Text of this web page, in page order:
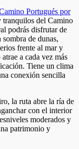
Portugués por
tranquilos del Camino
podrás disfrutar de
de dunas,
frente al mar y
a cada vez más
Tiene un clima
conexión sencilla
la ruta abre la ría de
con el interior
moderados y
patrimonio y